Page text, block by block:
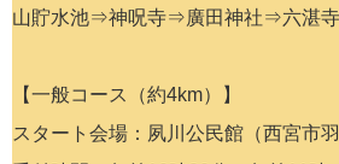
山貯水池⇒神呪寺⇒廣田神社⇒六湛寺
【一般コース（約4km）】
スタート会場：夙川公民館（西宮市羽